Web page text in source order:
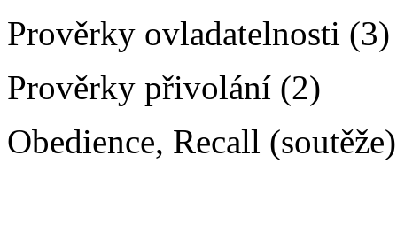
Prověrky ovladatelnosti (3)
Prověrky přivolání (2)
Obedience, Recall (soutěže)